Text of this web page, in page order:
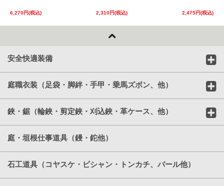
6,270円(税込) 2,310円(税込) 2,475円(税込)
安全快適装備
庭職衣装（足袋・脚絆・手甲・乗馬ズボン、他）
鋏・鋸（輪鋏・剪定鋏・刈込鋏・革ケース、他）
庭・垣根仕事道具（鏝・鉈他）
石工道具（コヤスケ・ビシャン・トンカチ、バール他）